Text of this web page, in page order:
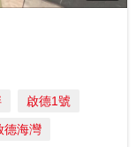
啟德1號
德海灣